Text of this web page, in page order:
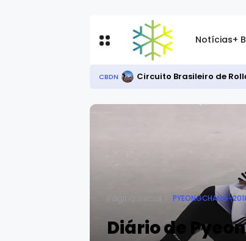
Notícias+
CBDN Circuito Brasileiro de
PYEONGCHANG-
Diário de